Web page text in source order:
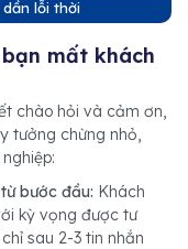
lỗi thời
mất khách
chào hỏi và cảm ơn,
tưởng chừng nhỏ,
bước đầu: Khách
kỳ vọng được tư
sau 2-3 tin nhắn